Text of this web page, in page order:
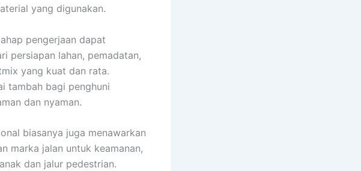
yang digunakan.
pengerjaan dapat
persiapan lahan, pemadatan,
yang kuat dan rata.
tambah bagi penghuni
dan nyaman.
biasanya juga menawarkan
marka jalan untuk keamanan,
dan jalur pedestrian.